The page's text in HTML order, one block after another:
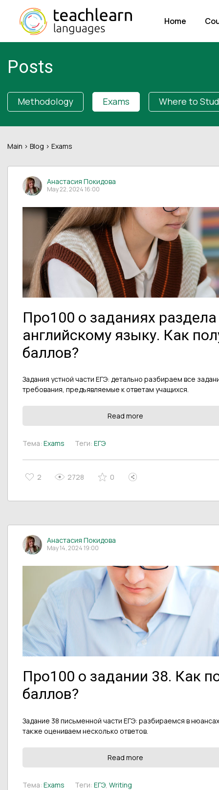
Home
Posts
Methodology Exams Where to
Main > Blog > Exams
Анастасия Покидова
May 22, 2024 16:00
Про100 о заданиях
английскому языку. Как
баллов?
Задания устной части ЕГЭ: детально разбираем все
требования, предъявляемые к ответам учащихся.
Read more
Тема: Exams Теги: ЕГЭ
2 2728 0
Анастасия Покидова
May 14, 2024 19:00
Про100 о задании 38. Как
баллов?
Задание 38 письменной части ЕГЭ: разбираемся в
также оцениваем несколько ответов.
Read more
Тема: Exams Теги: ЕГЭ Writing